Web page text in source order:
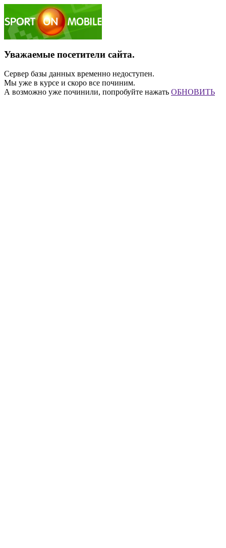
Уважаемые посетители сайта.
Сервер базы данных временно недоступен.
Мы уже в курсе и скоро все починим.
А возможно уже починили, попробуйте нажать ОБНОВИТЬ